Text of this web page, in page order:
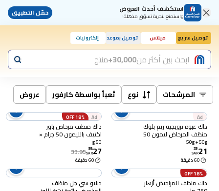
استكشف أحدث العروض
واستمتع بتجربة تسوّق مذهلة! حمّل التطبيق
توصيل سريع مينتس توصيل بموعد إلكترونيات
ابحث بين أكثر من30,000+ منتج
المرشحات نوع تُعبأ بواسطة كارفور عروض
Ad
داك عبوة ترويجية ريم بلوك
منظف المرحاض ليمون 50
جرام + لافندر 50 جرام
50g + 50g
21
.
25
SAR
60 دقيقة
Ad
18% OFF
داك منظف مرحاض باور
اكتيف بالليمون 50 جرام ×
2 + 1 مجاناً
50 g
27
.
99
SAR
33.95
60 دقيقة
18% OFF
داك منظف المراحيض أزهار دبليو سي جل منظف